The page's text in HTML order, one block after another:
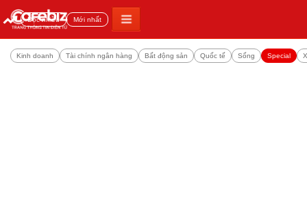
Đọc nhiều Mới nhất
Kinh doanh Tài chính ngân hàng Bất động sản Quốc tế Sống Special